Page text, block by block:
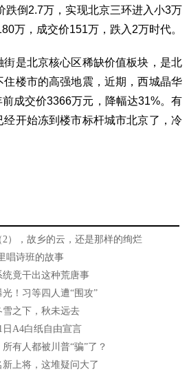
跌倒2.7万，实现北京三环进入小3万
万，成交价151万，跌入2万时代。
是北京核心区稀缺价值板块，是北
楼市的高强地震，近期，西城晶华
成交价3366万元，降幅达31%。有
开始冻到楼市标杆城市北京了，冷
2），故乡的云，还是那样的绚烂
唱诗班的故事
统竟干出这种荒唐事
！习等四人遭“围攻”
雪之下，秋未远去
日A4白纸自由宣言
有人都被川普“骗”了？
新上将，这堆疑问大了